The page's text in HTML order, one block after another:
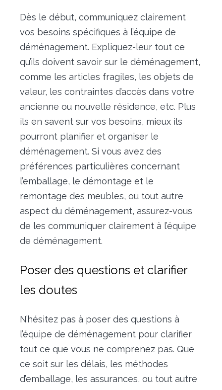
Dès le début, communiquez clairement
vos besoins spécifiques à l’équipe de
déménagement. Expliquez-leur tout ce
qu’ils doivent savoir sur le déménagement,
comme les articles fragiles, les objets de
valeur, les contraintes d’accès dans votre
ancienne ou nouvelle résidence, etc. Plus
ils en savent sur vos besoins, mieux ils
pourront planifier et organiser le
déménagement. Si vous avez des
préférences particulières concernant
l’emballage, le démontage et le
remontage des meubles, ou tout autre
aspect du déménagement, assurez-vous
de les communiquer clairement à l’équipe
de déménagement.
Poser des questions et clarifier
les doutes
N’hésitez pas à poser des questions à
l’équipe de déménagement pour clarifier
tout ce que vous ne comprenez pas. Que
ce soit sur les délais, les méthodes
d’emballage, les assurances, ou tout autre